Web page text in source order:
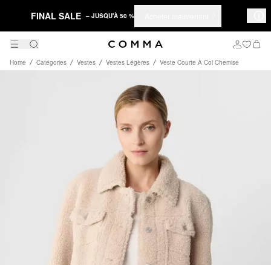
FINAL SALE – JUSQU'À 50 %
Home Catégories Vestes Vestes Légères Veste Courte À Col Chemise